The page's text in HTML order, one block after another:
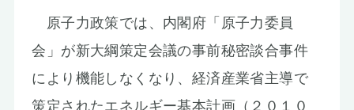
原子力政策では、内閣府「原子力委員
会」が新大綱策定会議の事前秘密談合事件
により機能しなくなり、経済産業省主導で
策定されたエネルギー基本計画（２０１０